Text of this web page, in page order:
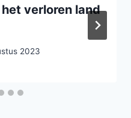
verloren land
2023